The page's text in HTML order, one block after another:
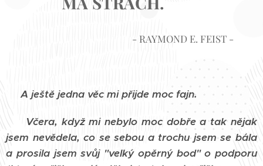
- RAYMOND E. FEIST -
A ještě jedna věc mi přijde moc fajn.
Včera, když mi nebylo moc dobře a tak nějak
jsem nevědela, co se sebou a trochu jsem se bála
a prosila jsem svůj "velký opěrný bod" o podporu